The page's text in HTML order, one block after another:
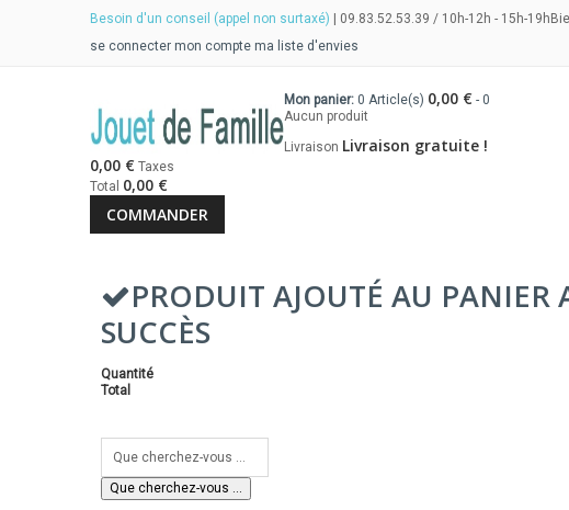
Besoin d'un conseil (appel non surtaxé) | 09.83.52.53.39 / 10h-12h - 15h-19h
se connecter mon compte ma liste d'envies
Mon panier: 0 Article(s) 0,00 € - 0
Aucun produit
Livraison Livraison gratuite !
0,00 € Taxes
Total 0,00 €
COMMANDER
PRODUIT AJOUTÉ AU PANIER
SUCCÈS
Quantité
Total
Que cherchez-vous ...